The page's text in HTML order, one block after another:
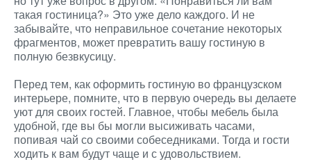
такая гостиница?» Это уже дело каждого. И не
забывайте, что неправильное сочетание некоторых
фрагментов, может превратить вашу гостиную в
полную безвкусицу.
Перед тем, как оформить гостиную во французском
интерьере, помните, что в первую очередь вы делаете
уют для своих гостей. Главное, чтобы мебель была
удобной, где вы бы могли высиживать часами,
попивая чай со своими собеседниками. Тогда и гости
ходить к вам будут чаще и с удовольствием.